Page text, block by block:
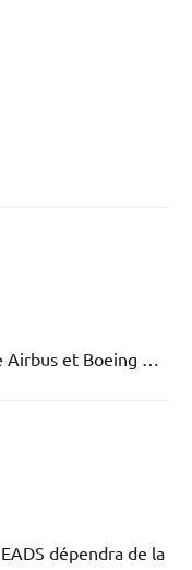
Airbus et Boeing …
dépendra de la